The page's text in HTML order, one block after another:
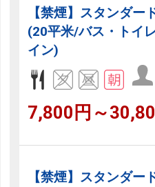
【禁煙】スタンダー
(20平米/バス・トイ
イン)
7,800円～
【禁煙】スタンダー